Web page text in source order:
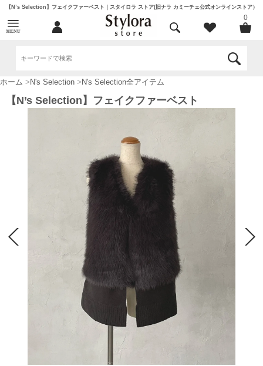
【N’s Selection】フェイクファーベスト｜スタイロラ ストア(旧ナラ カミーチェ公式オンラインストア）
0
ホーム > N's Selection > N's Selection全アイテム
【N’s Selection】フェイクファーベスト